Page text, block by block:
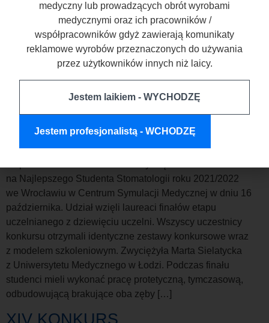
na Najlepszego Studenta Stomatologii roku 2021/2022
we Wrocławiu w Centrum Symulacji Medycznej w dniu 16
października. Udział wzięli laureaci finałów etapu
uczelnianego z dziewięciu uczelni. Wszyscy uczestnicy
konkursu otrzymali identyczne zestawy konkursowe wraz
z modelem szkoleniowym. Zwyciężyła Marta Sielatycka
z Uniwersytetu Medycznego w Łodzi. Podczas finału
studenci mieli wykonać pracę protetyczną, tymczasową,
odbudowującą brakujące oba zęby […]
medyczny lub prowadzących obrót wyrobami
medycznymi oraz ich pracowników /
współpracowników gdyż zawierają komunikaty
reklamowe wyrobów przeznaczonych do używania
przez użytkowników innych niż laicy.
Jestem laikiem - WYCHODZĘ
Jestem profesjonalistą - WCHODZĘ